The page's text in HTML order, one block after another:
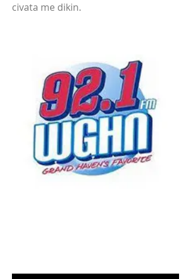
civata me dikin.